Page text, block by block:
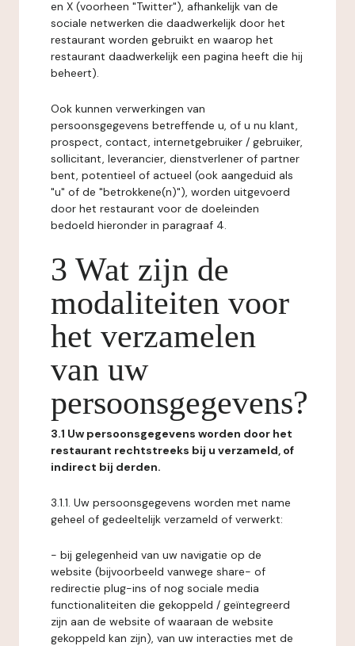
en X (voorheen "Twitter"), afhankelijk van de
sociale netwerken die daadwerkelijk door het
restaurant worden gebruikt en waarop het
restaurant daadwerkelijk een pagina heeft die hij
beheert).
Ook kunnen verwerkingen van
persoonsgegevens betreffende u, of u nu klant,
prospect, contact, internetgebruiker / gebruiker,
sollicitant, leverancier, dienstverlener of partner
bent, potentieel of actueel (ook aangeduid als
"u" of de "betrokkene(n)"), worden uitgevoerd
door het restaurant voor de doeleinden
bedoeld hieronder in paragraaf 4.
3 Wat zijn de
modaliteiten voor
het verzamelen
van uw
persoonsgegevens?
3.1 Uw persoonsgegevens worden door het
restaurant rechtstreeks bij u verzameld, of
indirect bij derden.
3.1.1. Uw persoonsgegevens worden met name
geheel of gedeeltelijk verzameld of verwerkt:
- bij gelegenheid van uw navigatie op de
website (bijvoorbeeld vanwege share- of
redirectie plug-ins of nog sociale media
functionaliteiten die gekoppeld / geïntegreerd
zijn aan de website of waaraan de website
gekoppeld kan zijn), van uw interacties met de